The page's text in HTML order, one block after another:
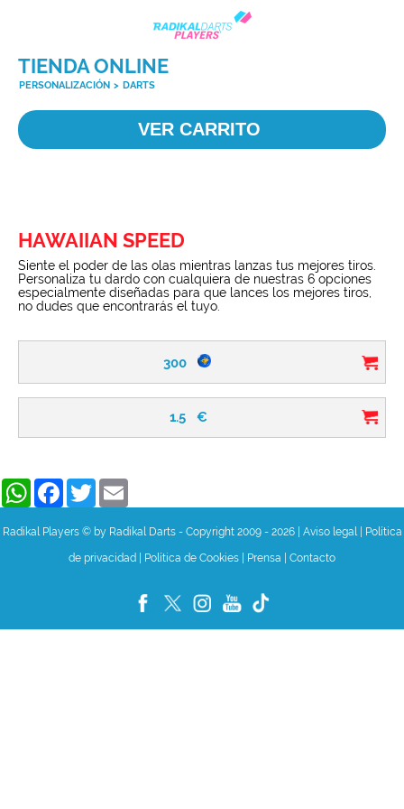
TIENDA ONLINE
PERSONALIZACIÓN > DARTS
VER CARRITO
HAWAIIAN SPEED
Siente el poder de las olas mientras lanzas tus mejores tiros.
Personaliza tu dardo con cualquiera de nuestras 6 opciones
especialmente diseñadas para que lances los mejores tiros,
no dudes que encontrarás el tuyo.
300
1.5 €
WhatsAppFacebookTwitter
Radikal Players © by Radikal Darts - Copyright 2009 - 2026 Aviso legal Política
de privacidad Política de Cookies Prensa Contacto